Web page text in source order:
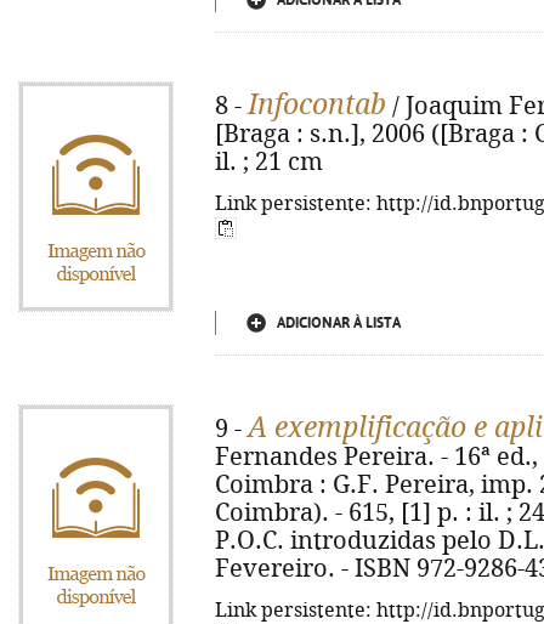
8 -Infocontab / Joaquim
[Braga : s.n.], 2006 ([Braga :
il. ; 21 cm
Link persistente: http://
ADICIONAR À LISTA
9 -A exemplificação e
Fernandes Pereira. - 16ª
Coimbra : G.F. Pereira, imp.
Coimbra). - 615, [1] p. : il. ;
P.O.C. introduzidas pelo
Fevereiro. - ISBN 972-9286-
Link persistente: http://